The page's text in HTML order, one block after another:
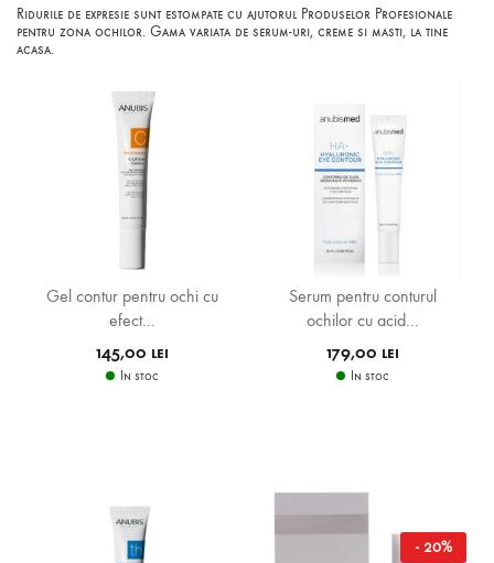
Ridurile de expresie sunt estompate cu ajutorul Produselor Profesionale
pentru zona ochilor. Gama variata de serum-uri, creme si masti, la tine
acasa.
Gel contur pentru ochi cu
efect...
145,00 lei
In stoc
Serum pentru conturul
ochilor cu acid...
179,00 lei
In stoc
- 20%